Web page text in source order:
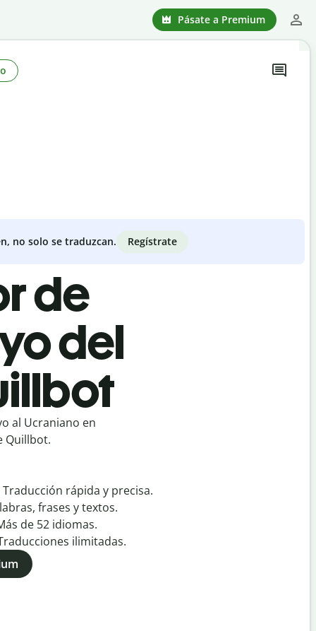
Pásate a Premium
no solo se traduzcan. Regístrate
de
del
al Ucraniano en
Quillbot.
Traducción rápida y precisa.
frases y textos.
de 52 idiomas.
ilimitadas.